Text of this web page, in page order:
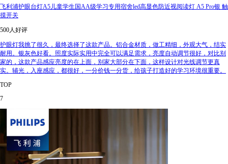
飞利浦护眼台灯A5儿童学生国AA级学习专用宿舍led高显色防近视阅读灯 A5 Pro银 触
摸开关
500人好评
护眼灯我挑了很久，最终选择了这款产品。铝合金材质，做工精细，外观大气，结实
耐用。银灰色好看。照度实际实用中完全可以满足需求，亮度自动调节很好，对比别
家的，这款产品感应亮度的在上面，别家大部分在下面，这样设计对光线调节更真
实。辅光，入座感应，都很好，一分价钱一分货，给孩子打造好的学习环境很重要。
TOP
7